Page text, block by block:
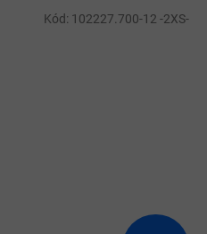
Kód: 102227.700-12 -2XS-